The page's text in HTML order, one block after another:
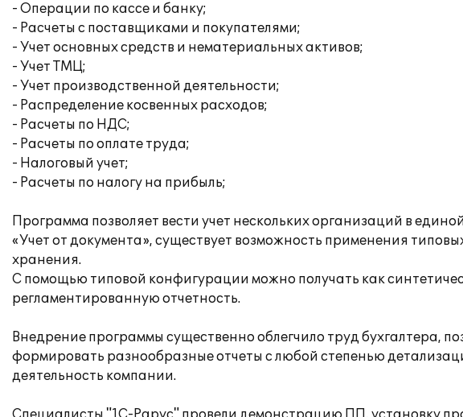
- Операции по кассе и банку;
- Расчеты с поставщиками и покупателями;
- Учет основных средств и нематериальных активов;
- Учет ТМЦ;
- Учет производственной деятельности;
- Распределение косвенных расходов;
- Расчеты по НДС;
- Расчеты по оплате труда;
- Налоговый учет;
- Расчеты по налогу на прибыль;
Программа позволяет вести учет нескольких организаций в
«Учет от документа», существует возможность применения
хранения.
С помощью типовой конфигурации можно получать как
регламентированную отчетность.
Внедрение программы существенно облегчило труд бухгалтера,
формировать разнообразные отчеты с любой степенью
деятельность компании.